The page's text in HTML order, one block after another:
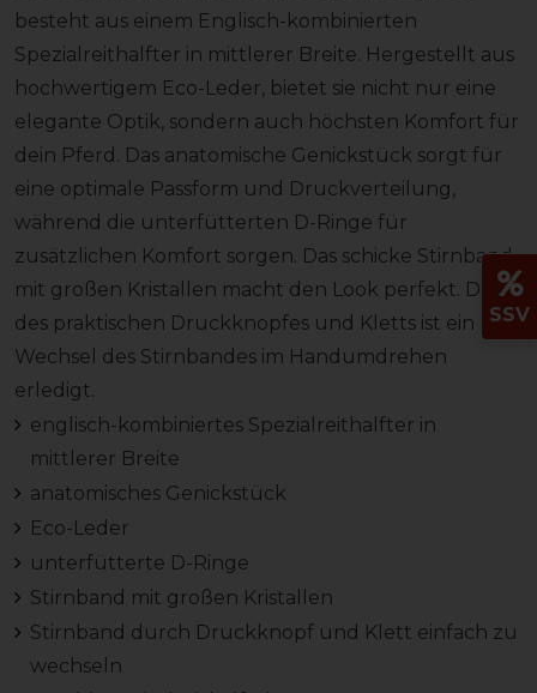
besteht aus einem Englisch-kombinierten
Spezialreithalfter in mittlerer Breite. Hergestellt aus
hochwertigem Eco-Leder, bietet sie nicht nur eine
elegante Optik, sondern auch höchsten Komfort für
dein Pferd. Das anatomische Genickstück sorgt für
eine optimale Passform und Druckverteilung,
während die unterfütterten D-Ringe für
zusätzlichen Komfort sorgen. Das schicke Stirnband
mit großen Kristallen macht den Look perfekt. Dank
des praktischen Druckknopfes und Kletts ist ein
Wechsel des Stirnbandes im Handumdrehen
erledigt.
englisch-kombiniertes Spezialreithalfter in
mittlerer Breite
anatomisches Genickstück
Eco-Leder
unterfütterte D-Ringe
Stirnband mit großen Kristallen
Stirnband durch Druckknopf und Klett einfach zu
wechseln
SSV